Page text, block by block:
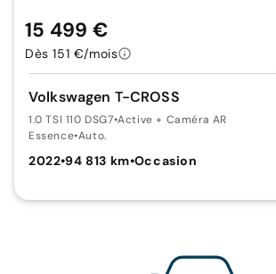
Volkswagen T-CROSS
1.0 TSI 110 DSG7•Active + Caméra AR
Essence•Auto.
2022•94 813 km•Occasion
15 499 €
Dès 151 €/mois